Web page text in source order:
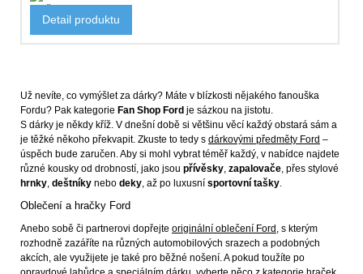
960 Kč
Detail produktu
Už nevíte, co vymýšlet za dárky? Máte v blízkosti nějakého fanouška
Fordu? Pak kategorie Fan Shop Ford je sázkou na jistotu.
S dárky je někdy kříž. V dnešní době si většinu věcí každý obstará sám a
je těžké někoho překvapit. Zkuste to tedy s dárkovými předměty Ford –
úspěch bude zaručen. Aby si mohl vybrat téměř každý, v nabídce najdete
různé kousky od drobností, jako jsou přívěsky, zapalovače, přes stylové
hrnky, deštníky nebo deky, až po luxusní sportovní tašky.
Oblečení a hračky Ford
Anebo sobě či partnerovi dopřejte originální oblečení Ford , s kterým
rozhodně zazáříte na různých automobilových srazech a podobných
akcích, ale využijete je také pro běžné nošení. A pokud toužíte po